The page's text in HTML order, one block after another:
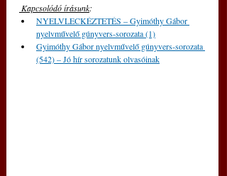
Kapcsolódó írásunk:
NYELVLECKÉZTETÉS – Gyimóthy Gábor
nyelvművelő gúnyvers-sorozata (1)
Gyimóthy Gábor nyelvművelő gúnyvers-sorozata
(542) – Jó hír sorozatunk olvasóinak